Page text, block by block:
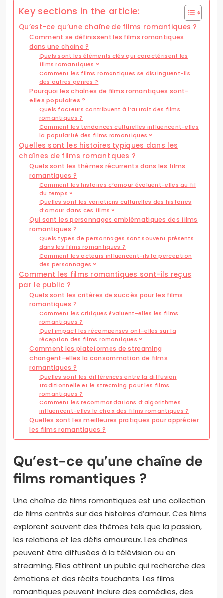
Key sections in the article:
Qu’est-ce qu’une chaîne de films romantiques ?
Comment se définissent les films romantiques
dans une chaîne ?
Quels sont les éléments clés qui caractérisent les
films romantiques ?
Comment les films romantiques se distinguent-ils
des autres genres ?
Pourquoi les chaînes de films romantiques sont-
elles populaires ?
Quels facteurs contribuent à l’attrait des films
romantiques ?
Comment les tendances culturelles influencent-elles
la popularité des films romantiques ?
Quelles sont les histoires typiques dans les
chaînes de films romantiques ?
Quels sont les thèmes récurrents dans les films
romantiques ?
Comment les histoires d’amour évoluent-elles au fil
du temps ?
Quelles sont les variations culturelles des histoires
d’amour dans ces films ?
Qui sont les personnages emblématiques des films
romantiques ?
Quels types de personnages sont souvent présents
dans les films romantiques ?
Comment les acteurs influencent-ils la perception
des personnages ?
Comment les films romantiques sont-ils reçus
par le public ?
Quels sont les critères de succès pour les films
romantiques ?
Comment les critiques évaluent-elles les films
romantiques ?
Quel impact les récompenses ont-elles sur la
réception des films romantiques ?
Comment les plateformes de streaming
changent-elles la consommation de films
romantiques ?
Quelles sont les différences entre la diffusion
traditionnelle et le streaming pour les films
romantiques ?
Comment les recommandations d’algorithmes
influencent-elles le choix des films romantiques ?
Quelles sont les meilleures pratiques pour apprécier
les films romantiques ?
Qu’est-ce qu’une chaîne de
films romantiques ?
Une chaîne de films romantiques est une collection
de films centrés sur des histoires d’amour. Ces films
explorent souvent des thèmes tels que la passion,
les relations et les défis amoureux. Les chaînes
peuvent être diffusées à la télévision ou en
streaming. Elles attirent un public qui recherche des
émotions et des récits touchants. Les films
romantiques peuvent inclure des comédies, des